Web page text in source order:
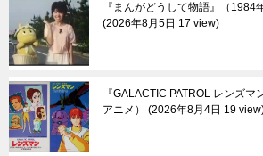
『まんがどうして物語』（1984
2026年8月5日 17 view
『GALACTIC PATROL レンズ
アニメ）
2026年8月4日 19 view